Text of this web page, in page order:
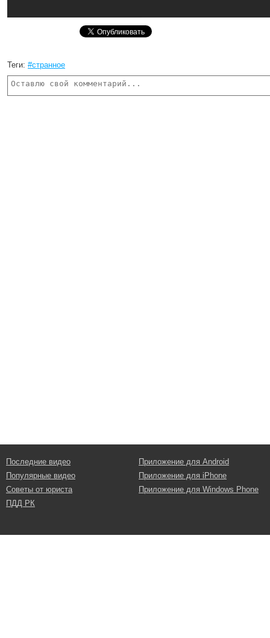
Теги: #странное
Последние видео
Популярные видео
Советы от юриста
ПДД РК
Приложение для Android
Приложение для iPhone
Приложение для Windows Phone